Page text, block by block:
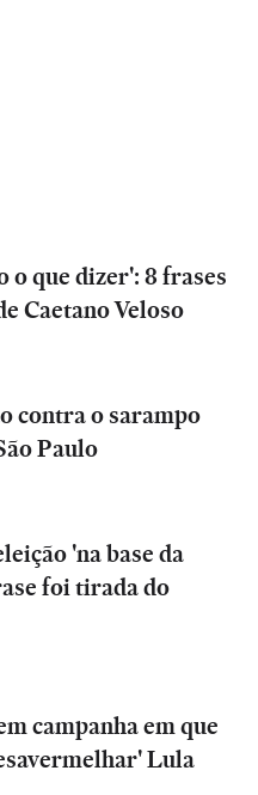
o que dizer': 8 frases
Caetano Veloso
contra o sarampo
Paulo
'na base da
foi tirada do
campanha em que
Lula